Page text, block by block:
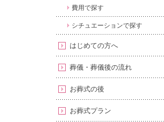
費用で探す
シチュエーションで探す
はじめての方へ
葬儀・葬儀後の流れ
お葬式の後
お葬式プラン